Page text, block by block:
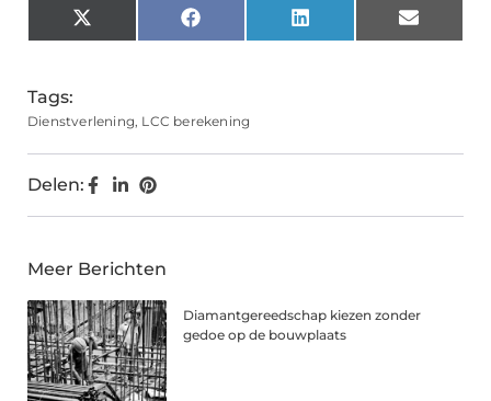
X
(Twitter)
Facebook LinkedIn Email
Tags:
Dienstverlening, LCC berekening
Delen:
Meer Berichten
Diamantgereedschap kiezen zonder
gedoe op de bouwplaats